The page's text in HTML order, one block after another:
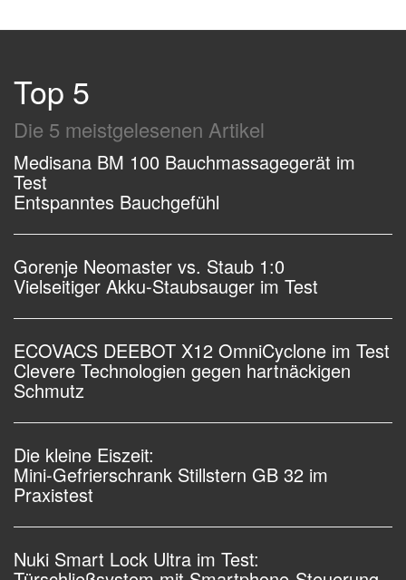
Top 5
Die 5 meistgelesenen Artikel
Medisana BM 100 Bauchmassagegerät im
Test
Entspanntes Bauchgefühl
Gorenje Neomaster vs. Staub 1:0
Vielseitiger Akku-Staubsauger im Test
ECOVACS DEEBOT X12 OmniCyclone im Test
Clevere Technologien gegen hartnäckigen
Schmutz
Die kleine Eiszeit:
Mini-Gefrierschrank Stillstern GB 32 im
Praxistest
Nuki Smart Lock Ultra im Test: